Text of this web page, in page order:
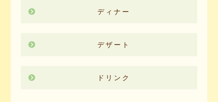
ディナー
デザート
ドリンク